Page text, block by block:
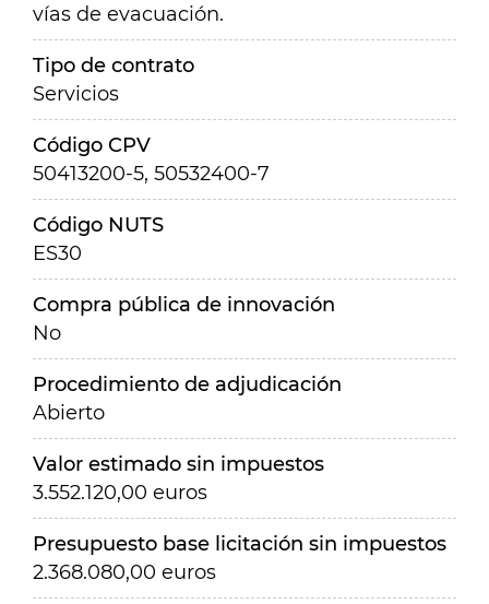
vías de evacuación.
Tipo de contrato
Servicios
Código CPV
50413200-5, 50532400-7
Código NUTS
ES30
Compra pública de innovación
No
Procedimiento de adjudicación
Abierto
Valor estimado sin impuestos
3.552.120,00 euros
Presupuesto base licitación sin impuestos
2.368.080,00 euros